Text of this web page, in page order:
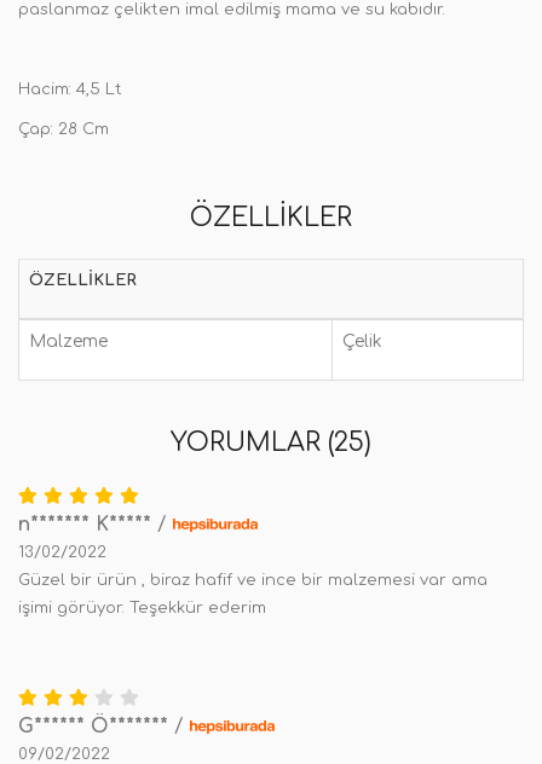
paslanmaz çelikten imal edilmiş mama ve su kabıdır.
Hacim: 4,5 Lt
Çap: 28 Cm
ÖZELLIKLER
ÖZELLIKLER
Malzeme Çelik
YORUMLAR (25)
n******* K***** /
13/02/2022
Güzel bir ürün , biraz hafif ve ince bir malzemesi var ama
işimi görüyor. Teşekkür ederim
G****** Ö******* /
09/02/2022